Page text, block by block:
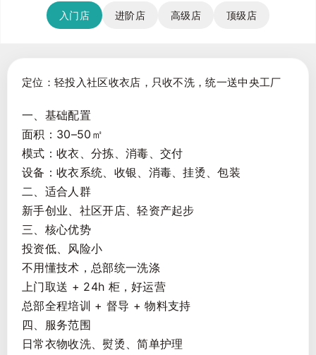
入门店 进阶店 高级店 顶级店
定位：轻投入社区收衣店，只收不洗，统一送中央工厂
一、基础配置
面积：30–50㎡
模式：收衣、分拣、消毒、交付
设备：收衣系统、收银、消毒、挂烫、包装
二、适合人群
新手创业、社区开店、轻资产起步
三、核心优势
投资低、风险小
不用懂技术，总部统一洗涤
上门取送 + 24h 柜，好运营
总部全程培训 + 督导 + 物料支持
四、服务范围
日常衣物收洗、熨烫、简单护理